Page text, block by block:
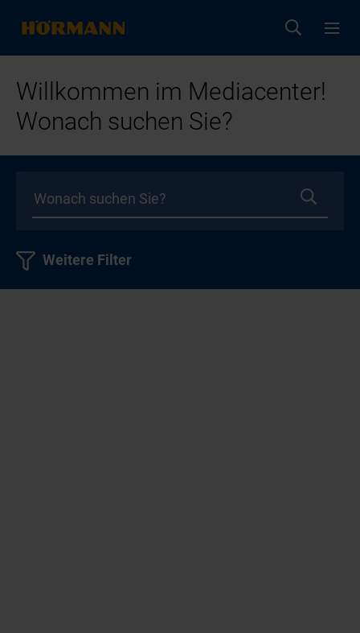
Willkommen im Mediacenter!
Wonach suchen Sie?
Weitere Filter